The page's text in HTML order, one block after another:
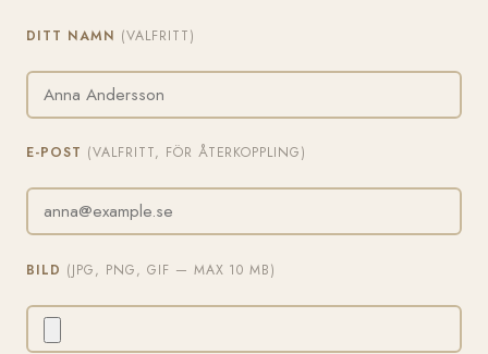
DITT NAMN (VALFRITT)
E-POST (VALFRITT, FÖR ÅTERKOPPLING)
BILD (JPG, PNG, GIF — MAX 10 MB)